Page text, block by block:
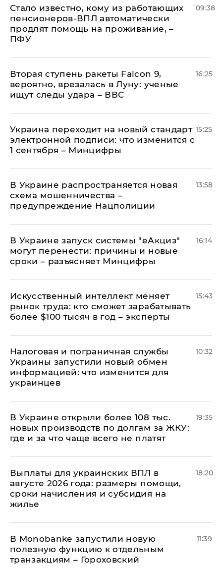
Стало известно, кому из работающих
пенсионеров-ВПЛ автоматически
продлят помощь на проживание, –
ПФУ
09:38
Вторая ступень ракеты Falcon 9,
вероятно, врезалась в Луну: ученые
ищут следы удара – ВВС
16:25
Украина переходит на новый стандарт
электронной подписи: что изменится с
1 сентября – Минцифры
15:25
В Украине распространяется новая
схема мошенничества –
предупреждение Нацполиции
13:58
В Украине запуск системы "еАкциз"
могут перенести: причины и новые
сроки – разъясняет Минцифры
16:14
Искусственный интеллект меняет
рынок труда: кто сможет зарабатывать
более $100 тысяч в год – эксперты
15:43
Налоговая и пограничная службы
Украины запустили новый обмен
информацией: что изменится для
украинцев
10:32
В Украине открыли более 108 тыс.
новых производств по долгам за ЖКУ:
где и за что чаще всего не платят
19:35
Выплаты для украинских ВПЛ в
августе 2026 года: размеры помощи,
сроки начисления и субсидия на
жилье
18:20
В Мonobankе запустили новую
полезную функцию к отдельным
транзакциям – Гороховский
11:39